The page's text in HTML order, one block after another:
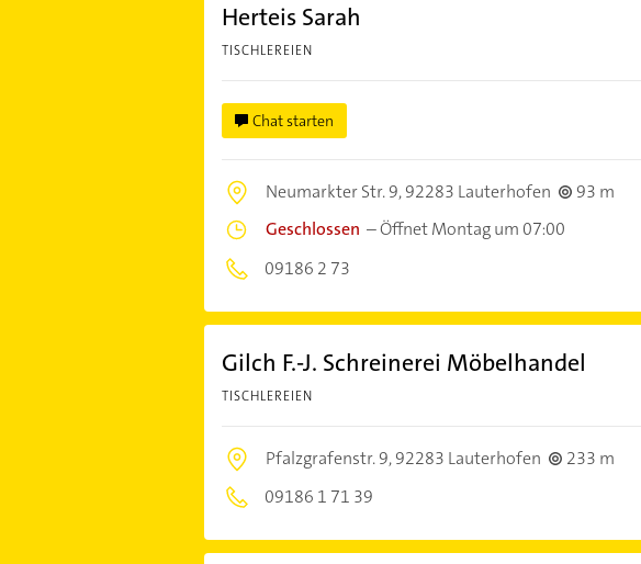
Herteis Sarah
TISCHLEREIEN
Chat starten
Neumarkter Str. 9,92283 Lauterhofen
93 m
Geschlossen –Öffnet Montag um 07:00
09186 2 73
Gilch F.-J. Schreinerei Möbelhandel
TISCHLEREIEN
Pfalzgrafenstr. 9,92283 Lauterhofen
233 m
09186 1 71 39